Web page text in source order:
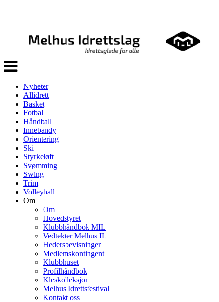
Veksle
navigasjon
Nyheter
Allidrett
Basket
Fotball
Håndball
Innebandy
Orientering
Ski
Styrkeløft
Svømming
Swing
Trim
Volleyball
Om
Om
Hovedstyret
Klubbhåndbok MIL
Vedtekter Melhus IL
Hedersbevisninger
Medlemskontingent
Klubbhuset
Profilhåndbok
Kleskolleksjon
Melhus Idrettsfestival
Kontakt oss